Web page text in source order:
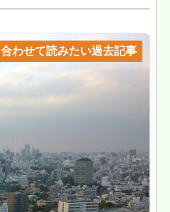
合わせて読みたい過去記事